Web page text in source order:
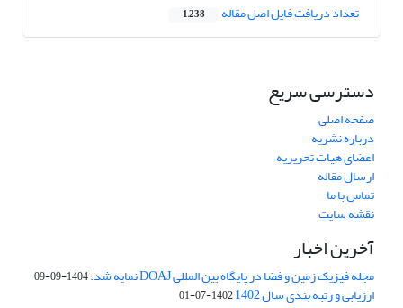
تعداد دریافت فایل اصل مقاله 1,238
دسترسی سریع
صفحه اصلی
درباره نشریه
اعضای هیات تحریریه
ارسال مقاله
تماس با ما
نقشه سایت
آخرین اخبار
مجله فیزیک زمین و فضا در پایگاه بین المللی DOAJ نمایه شد. 1404-09-09
ارزیابی و رتبه بندی سال 1402 1402-07-01